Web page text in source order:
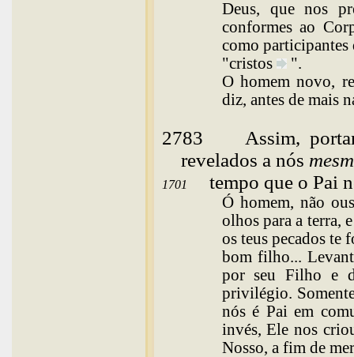
Deus, que nos
conformes ao
como participantes
"cristos
".
O homem novo,
diz, antes de mais
2783 Assim,
revelados a nós
1701 tempo que o Pai
Ó homem, não
olhos para a terra,
os teus pecados te
bom filho...
por seu Filho e
privilégio.
nós é Pai em
invés, Ele nos
Nosso, a fim de